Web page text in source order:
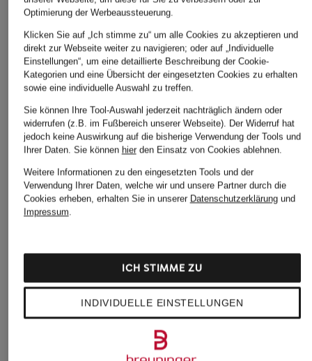
Weitere Kategorien
Beige POLO RALPH
LAUREN Caps
Beige POLO RALPH
LAUREN Pullover
LAUREN Hoodies
Blaue POLO RALPH
LAUREN Pullover
Damen
Braune POLO RALPH
LAUREN Pullover
Polo Ralph Lauren Jacken
POLO RALPH LAUREN
Kinder Sale
POLO RALPH LAUREN
POLO RALPH LAUREN
Leinen­hemden
Sale
POLO RALPH LAUREN
Pullover
POLO RALPH LAUREN
Pullover Damen
Optimierung der Werbeaussteuerung.
Klicken Sie auf „Ich stimme zu“ um alle Cookies zu akzeptieren und
direkt zur Webseite weiter zu navigieren; oder auf „Individuelle
Einstellungen“, um eine detaillierte Beschreibung der Cookie-
Kategorien und eine Übersicht der eingesetzten Cookies zu erhalten
sowie eine individuelle Auswahl zu treffen.
Sie können Ihre Tool-Auswahl jederzeit nachträglich ändern oder
widerrufen (z.B. im Fußbereich unserer Webseite). Der Widerruf hat
jedoch keine Auswirkung auf die bisherige Verwendung der Tools und
Ihrer Daten. Sie können hierden Einsatz von Cookies ablehnen.
Weitere Informationen zu den eingesetzten Tools und der
Verwendung Ihrer Daten, welche wir und unsere Partner durch die
Cookies erheben, erhalten Sie in unserer Datenschutzerklärungund
Impressum.
INDIVIDUELLE EINSTELLUNGEN
ICH STIMME ZU